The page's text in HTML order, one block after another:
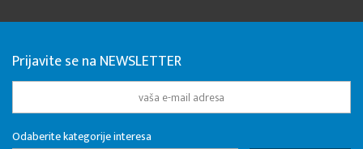
Prijavite se na NEWSLETTER
Odaberite kategorije interesa